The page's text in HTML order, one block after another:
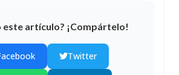
este artículo? ¡Compártelo!
Twitter